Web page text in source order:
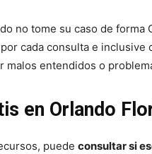
no tome su caso de
cada consulta e
malos entendidos o
en Orlando
puede consultar si